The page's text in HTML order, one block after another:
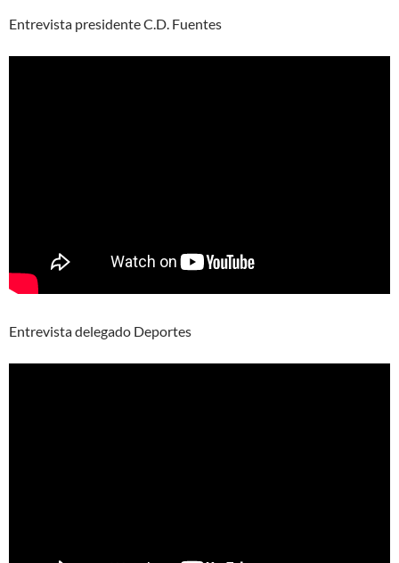
Entrevista presidente C.D. Fuentes
Entrevista delegado Deportes